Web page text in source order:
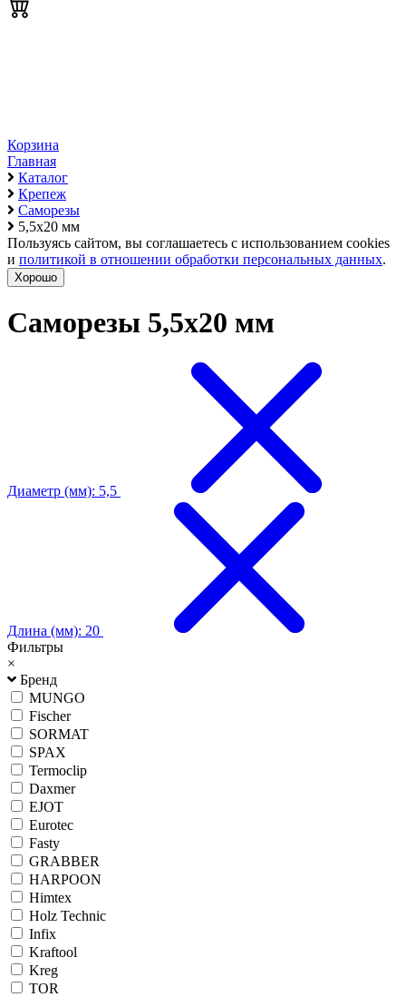
Корзина
Главная
Каталог
Крепеж
Саморезы
5,5х20 мм
Пользуясь сайтом, вы соглашаетесь с использованием cookies
и политикой в отношении обработки персональных данных.
Хорошо
Саморезы 5,5х20 мм
Диаметр (мм): 5,5
Длина (мм): 20
Фильтры
×
Бренд
MUNGO
Fischer
SORMAT
SPAX
Termoclip
Daxmer
EJOT
Eurotec
Fasty
GRABBER
HARPOON
Himtex
Holz Technic
Infix
Kraftool
Kreg
TOR